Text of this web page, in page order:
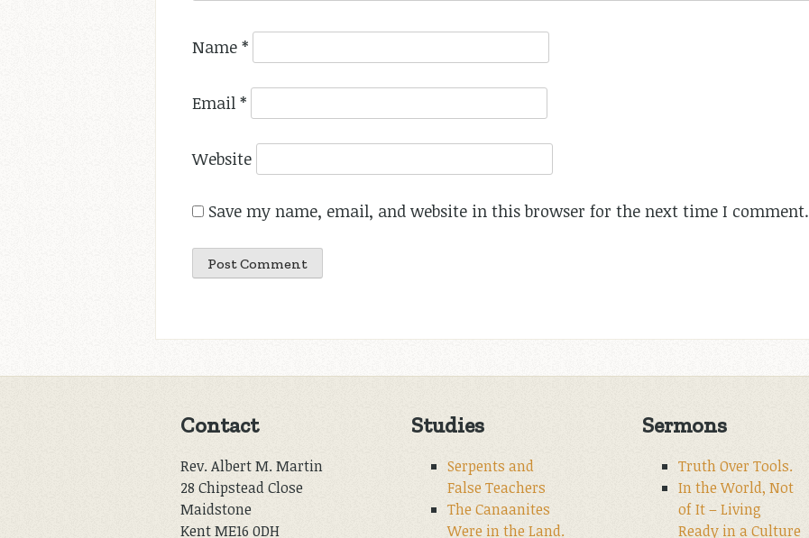
Name *
Email *
Website
Save my name, email, and website in this browser for the next time I comment.
Contact
Rev. Albert M. Martin
28 Chipstead Close
Maidstone
Kent ME16 0DH
Studies
Serpents and
False Teachers
The Canaanites
Were in the Land.
Sermons
Truth Over Tools.
In the World, Not
of It – Living
Ready in a Culture